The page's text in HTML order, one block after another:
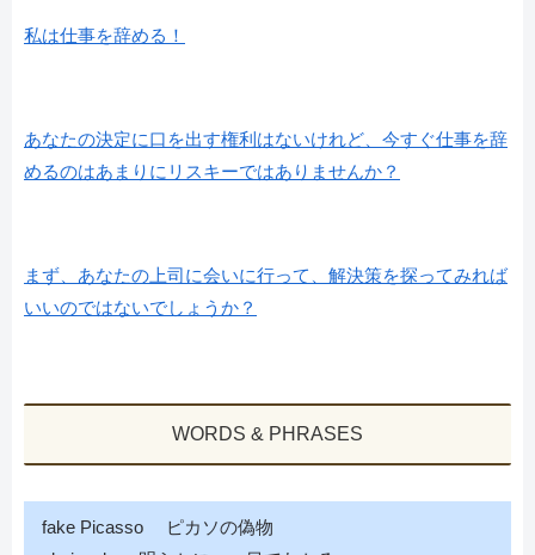
私は仕事を辞める！
あなたの決定に口を出す権利はないけれど、今すぐ仕事を辞
めるのはあまりにリスキーではありませんか？
まず、あなたの上司に会いに行って、解決策を探ってみれば
いいのではないでしょうか？
WORDS & PHRASES
fake Picasso ピカソの偽物